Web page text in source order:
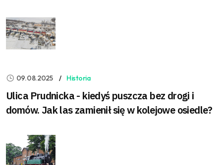
09.08.2025 Historia
Ulica Prudnicka - kiedyś puszcza bez drogi i
domów. Jak las zamienił się w kolejowe osiedle?